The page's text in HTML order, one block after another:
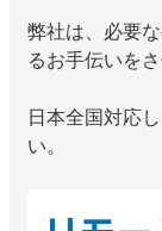
弊社は、必要
るお手伝いを
日本全国対応
い。